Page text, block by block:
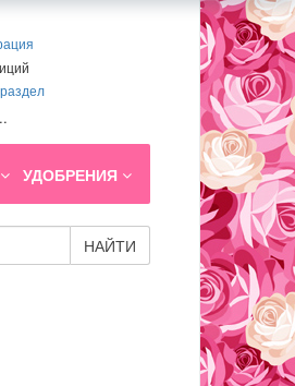
УДОБРЕНИЯ
НАЙТИ